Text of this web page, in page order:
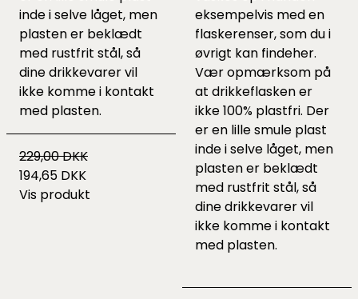
inde i selve låget, men
plasten er beklædt
med rustfrit stål, så
dine drikkevarer vil
ikke komme i kontakt
med plasten.
229,00 DKK
194,65 DKK
Vis produkt
eksempelvis med en
flaskerenser, som du i
øvrigt kan findeher.
Vær opmærksom på
at drikkeflasken er
ikke 100% plastfri. Der
er en lille smule plast
inde i selve låget, men
plasten er beklædt
med rustfrit stål, så
dine drikkevarer vil
ikke komme i kontakt
med plasten.